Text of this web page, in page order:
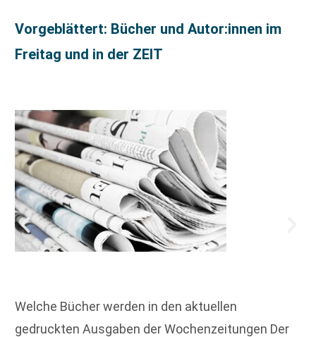
Vorgeblättert: Bücher und Autor:innen im
Freitag und in der ZEIT
Welche Bücher werden in den aktuellen
gedruckten Ausgaben der Wochenzeitungen Der